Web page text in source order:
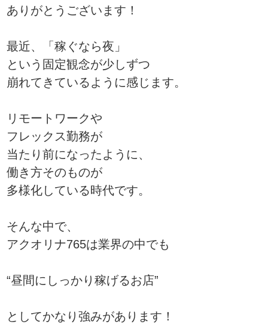
ありがとうございます！
最近、「稼ぐなら夜」
という固定観念が少しずつ
崩れてきているように感じます。
リモートワークや
フレックス勤務が
当たり前になったように、
働き方そのものが
多様化している時代です。
そんな中で、
アクオリナ765は業界の中でも
“昼間にしっかり稼げるお店”
としてかなり強みがあります！